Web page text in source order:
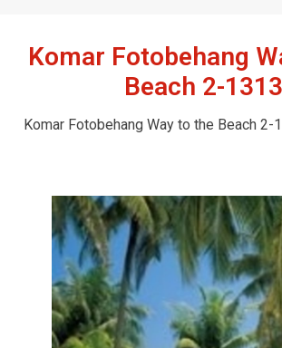
Komar Fotobehang
Beach 2-1313
Komar Fotobehang Way to the Beach 2-